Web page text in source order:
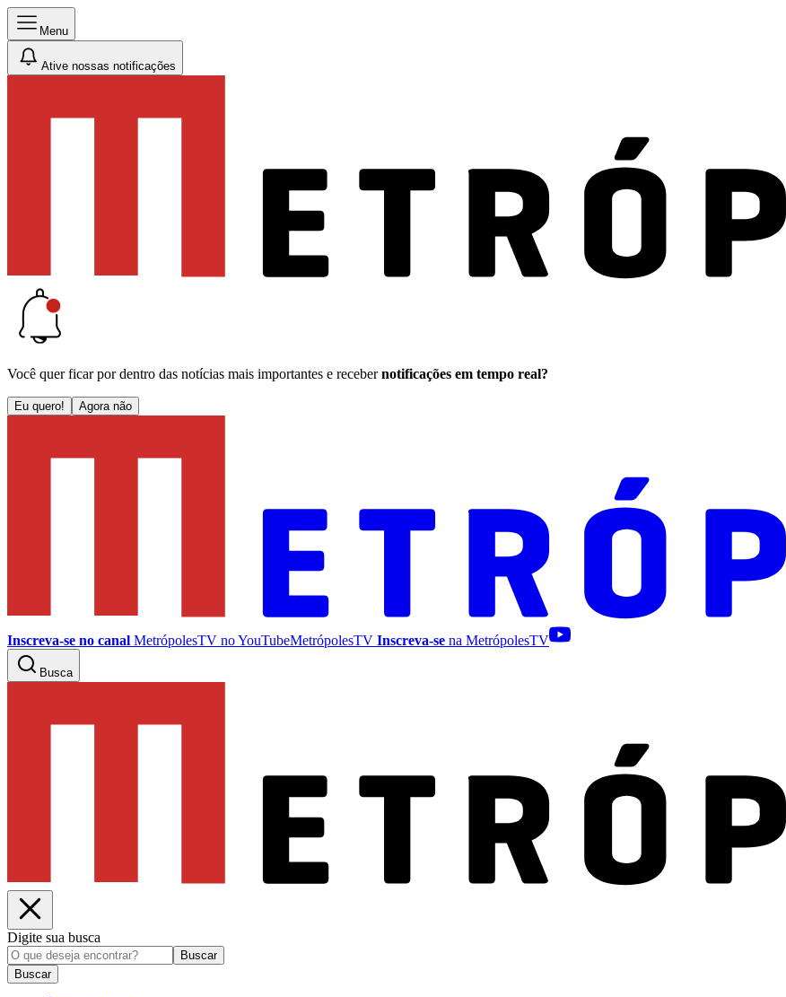
Menu
Ative nossas notificações
Você quer ficar por dentro das notícias mais importantes e receber notificações em tempo real?
Eu quero! Agora não
Inscreva-se no canal MetrópolesTV noYouTubeMetrópolesTV Inscreva-se na MetrópolesTV
Busca
Digite sua busca
Buscar
Buscar